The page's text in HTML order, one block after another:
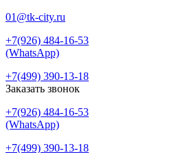
01@tk-city.ru
+7(926) 484-16-53
(WhatsApp)
+7(499) 390-13-18
Заказать звонок
+7(926) 484-16-53
(WhatsApp)
+7(499) 390-13-18